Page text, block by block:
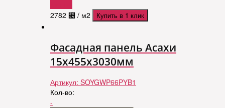
2782 ⃄ / м2 Купить в 1 клик
Фасадная панель Асахи
15х455х3030мм
Артикул: SOYGWP66PYB1
Кол-во:
-